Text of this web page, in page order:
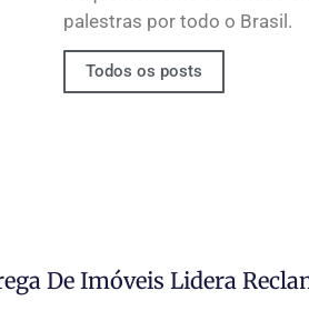
palestras por todo o Brasil.
Todos os posts